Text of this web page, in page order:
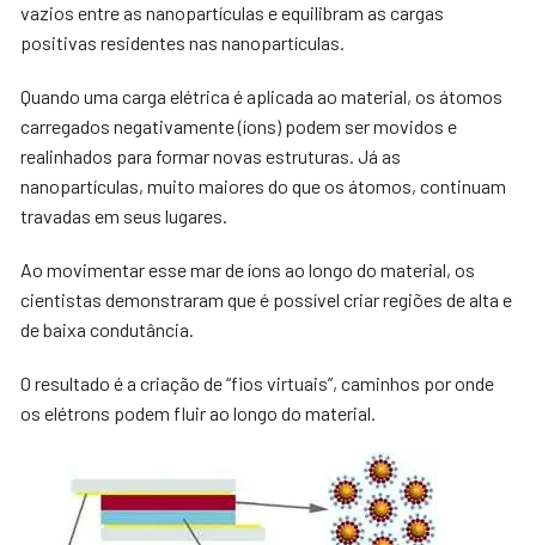
vazios entre as nanopartículas e equilibram as cargas
positivas residentes nas nanopartículas.
Quando uma carga elétrica é aplicada ao material, os átomos
carregados negativamente (íons) podem ser movidos e
realinhados para formar novas estruturas. Já as
nanopartículas, muito maiores do que os átomos, continuam
travadas em seus lugares.
Ao movimentar esse mar de íons ao longo do material, os
cientistas demonstraram que é possível criar regiões de alta e
de baixa condutância.
O resultado é a criação de “fios virtuais”, caminhos por onde
os elétrons podem fluir ao longo do material.